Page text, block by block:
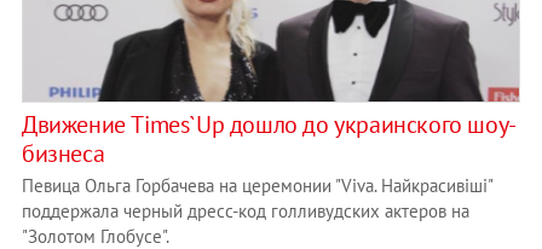
Движение Times`Up дошло до украинского шоу-
бизнеса
Певица Ольга Горбачева на церемонии "Viva. Найкрасивіші"
поддержала черный дресс-код голливудских актеров на
"Золотом Глобусе".